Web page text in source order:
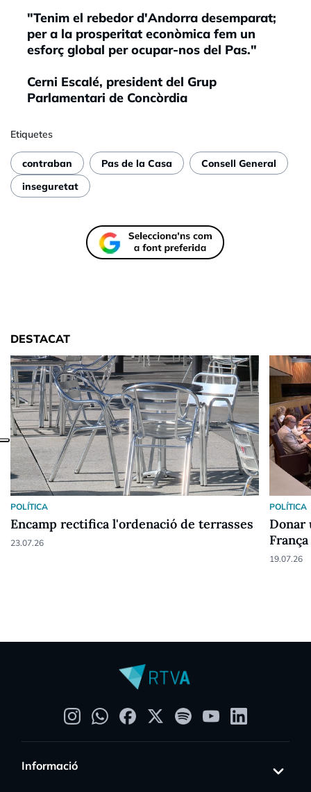
"Tenim el rebedor d'Andorra desemparat;
per a la prosperitat econòmica fem un
esforç global per ocupar-nos del Pas."
Cerni Escalé, president del Grup
Parlamentari de Concòrdia
Etiquetes
contraban Pas de la Casa
Consell General
inseguretat
DESTACAT
POLÍTICA
Encamp rectifica l'ordenació de terrasses
23.07.26
POLÍTICA
Donar
França
19.07.26
Informació